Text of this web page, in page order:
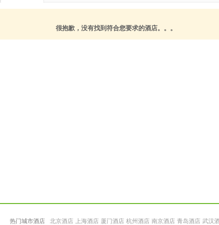
很抱歉，没有找到符合您要求的酒店。。。
热门城市酒店 北京酒店 上海酒店 厦门酒店 杭州酒店 南京酒店 青岛酒店 武汉